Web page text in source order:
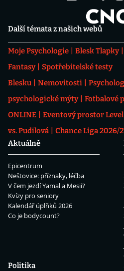
Další témata z našich webů
Moje Psychologie Blesk Tlapky
Fantasy
Spotřebitelské testy
Blesku
Nemovitosti
psychologické mýty
Fotbalové
ONLINE
Eventový prostor
vs. Pudilová
Chance Liga 2026/
Aktuálně
Epicentrum
Neštovice: příznaky, léčba
V čem jezdí Yamal a Mesii?
Kvízy pro seniory
Kalendář úplňků 2026
Co je bodycount?
Politika